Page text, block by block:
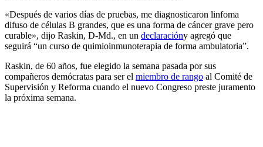
«Después de varios días de pruebas, me diagnosticaron linfoma
difuso de células B grandes, que es una forma de cáncer grave pero
curable», dijo Raskin, D-Md., en un declaracióny agregó que
seguirá “un curso de quimioinmunoterapia de forma ambulatoria”.
Raskin, de 60 años, fue elegido la semana pasada por sus
compañeros demócratas para ser el miembro de rango al Comité de
Supervisión y Reforma cuando el nuevo Congreso preste juramento
la próxima semana.